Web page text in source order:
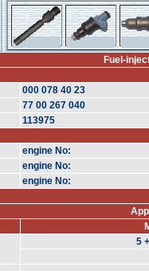
Fuel-
000 078 40 23
77 00 267 040
113975
engine No:
engine No:
engine No:
5